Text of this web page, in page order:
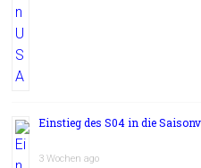
Einstieg des S04 in die
3 Wochen ago